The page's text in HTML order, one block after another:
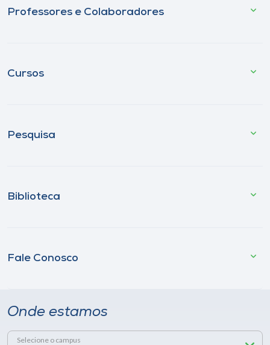
Professores e Colaboradores
Cursos
Pesquisa
Biblioteca
Fale Conosco
Onde estamos
Selecione o campus